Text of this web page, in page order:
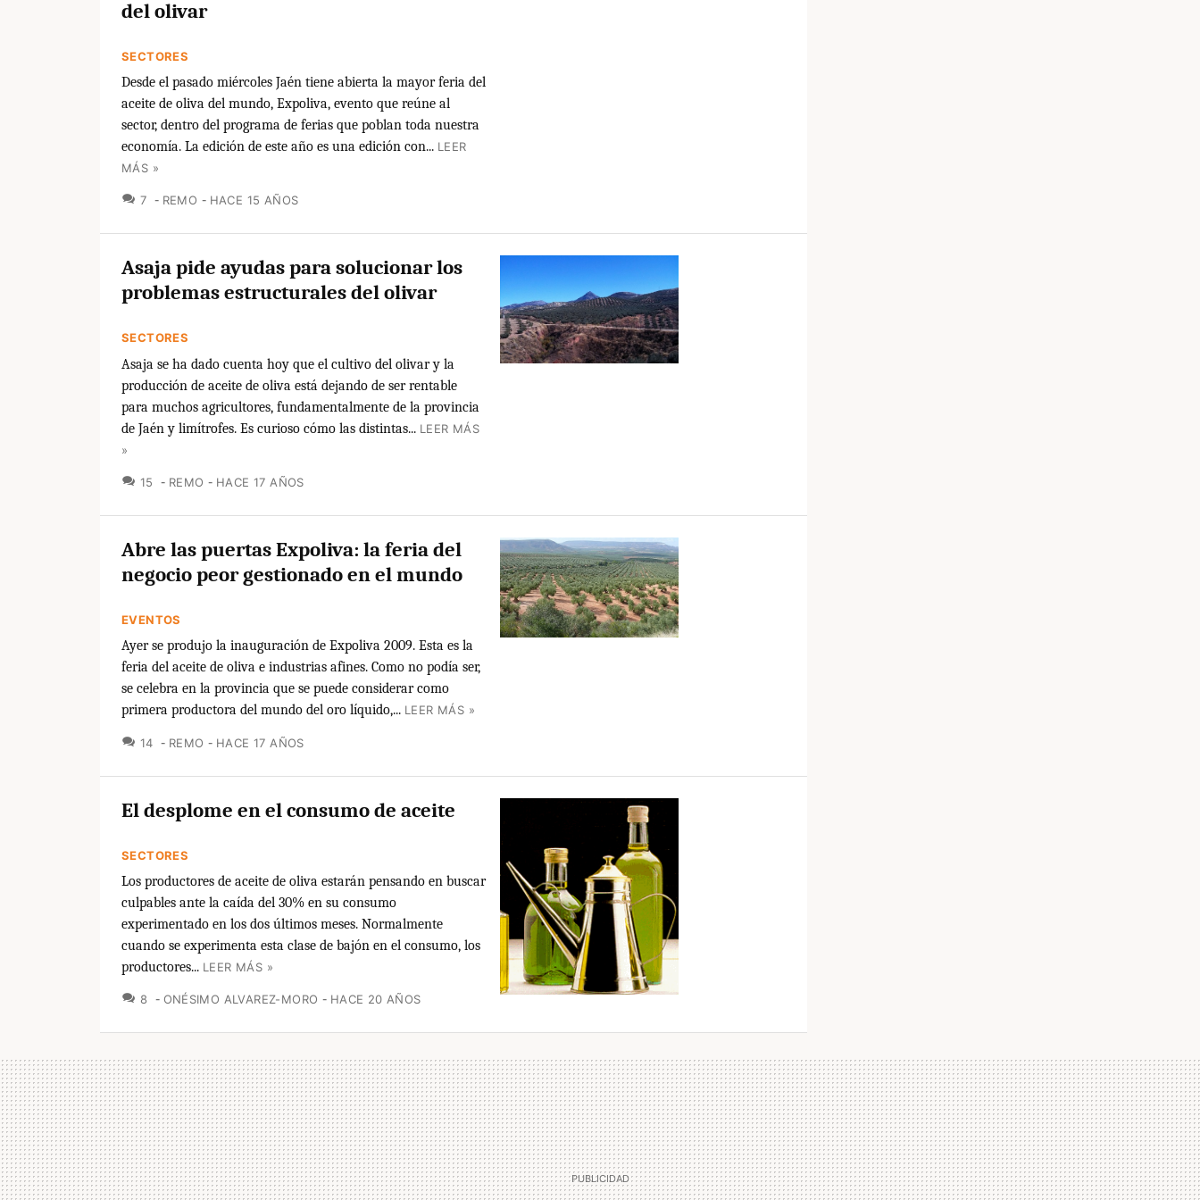
del olivar
SECTORES
Desde el pasado miércoles Jaén tiene abierta la mayor feria del
aceite de oliva del mundo, Expoliva, evento que reúne al
sector, dentro del programa de ferias que poblan toda nuestra
economía. La edición de este año es una edición con... LEER
MÁS »
7 COMENTARIOS
REMO HACE 15 AÑOS
Asaja pide ayudas para solucionar los
problemas estructurales del olivar
SECTORES
Asaja se ha dado cuenta hoy que el cultivo del olivar y la
producción de aceite de oliva está dejando de ser rentable
para muchos agricultores, fundamentalmente de la provincia
de Jaén y limítrofes. Es curioso cómo las distintas... LEER MÁS
»
15 COMENTARIOS
REMO HACE 17 AÑOS
Abre las puertas Expoliva: la feria del
negocio peor gestionado en el mundo
EVENTOS
Ayer se produjo la inauguración de Expoliva 2009. Esta es la
feria del aceite de oliva e industrias afines. Como no podía ser,
se celebra en la provincia que se puede considerar como
primera productora del mundo del oro líquido,... LEER MÁS »
14 COMENTARIOS
REMO HACE 17 AÑOS
El desplome en el consumo de aceite
SECTORES
Los productores de aceite de oliva estarán pensando en buscar
culpables ante la caída del 30% en su consumo
experimentado en los dos últimos meses. Normalmente
cuando se experimenta esta clase de bajón en el consumo, los
productores... LEER MÁS »
8 COMENTARIOS
ONÉSIMO ALVAREZ-MORO HACE 20 AÑOS